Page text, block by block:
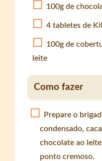
100g de
4 tabletes de
100g de
leite
Como fazer
Prepare o
condensado,
chocolate ao
ponto cremoso.